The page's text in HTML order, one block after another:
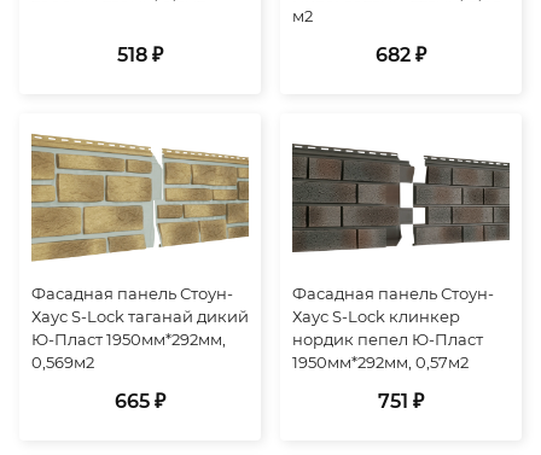
518 ₽
м2
682 ₽
Фасадная панель Стоун-
Хаус S-Lock таганай дикий
Ю-Пласт 1950мм*292мм,
0,569м2
665 ₽
Фасадная панель Стоун-
Хаус S-Lock клинкер
нордик пепел Ю-Пласт
1950мм*292мм, 0,57м2
751 ₽